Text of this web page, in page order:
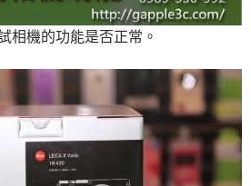
相機的功能是否正常。